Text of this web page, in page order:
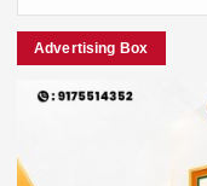
Advertising Box